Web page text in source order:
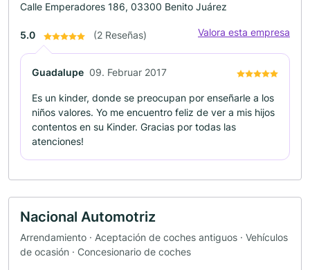
Calle Emperadores 186, 03300 Benito Juárez
5.0 (2 Reseñas) Valora esta empresa
Guadalupe 09. Februar 2017
Es un kinder, donde se preocupan por enseñarle a los
niños valores. Yo me encuentro feliz de ver a mis hijos
contentos en su Kinder. Gracias por todas las
atenciones!
Nacional Automotriz
Arrendamiento · Aceptación de coches antiguos · Vehículos
de ocasión · Concesionario de coches